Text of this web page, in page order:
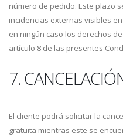
número de pedido. Este plazo
incidencias externas visibles
en ningún caso los derechos
artículo 8 de las presentes
7.
El cliente podrá solicitar la
gratuita mientras este se